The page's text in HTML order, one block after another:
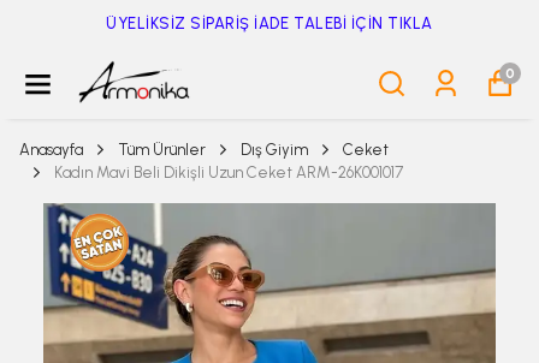
ÜYELİKSİZ SİPARİŞ İADE TALEBİ İÇİN TIKLA
0
Anasayfa Tüm Ürünler Dış Giyim
Ceket
Kadın Mavi Beli Dikişli Uzun Ceket ARM-26K001017